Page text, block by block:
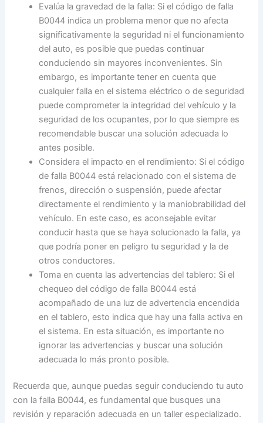
Evalúa la gravedad de la falla: Si el código de falla
B0044 indica un problema menor que no afecta
significativamente la seguridad ni el funcionamiento
del auto, es posible que puedas continuar
conduciendo sin mayores inconvenientes. Sin
embargo, es importante tener en cuenta que
cualquier falla en el sistema eléctrico o de seguridad
puede comprometer la integridad del vehículo y la
seguridad de los ocupantes, por lo que siempre es
recomendable buscar una solución adecuada lo
antes posible.
Considera el impacto en el rendimiento: Si el código
de falla B0044 está relacionado con el sistema de
frenos, dirección o suspensión, puede afectar
directamente el rendimiento y la maniobrabilidad del
vehículo. En este caso, es aconsejable evitar
conducir hasta que se haya solucionado la falla, ya
que podría poner en peligro tu seguridad y la de
otros conductores.
Toma en cuenta las advertencias del tablero: Si el
chequeo del código de falla B0044 está
acompañado de una luz de advertencia encendida
en el tablero, esto indica que hay una falla activa en
el sistema. En esta situación, es importante no
ignorar las advertencias y buscar una solución
adecuada lo más pronto posible.
Recuerda que, aunque puedas seguir conduciendo tu auto
con la falla B0044, es fundamental que busques una
revisión y reparación adecuada en un taller especializado.